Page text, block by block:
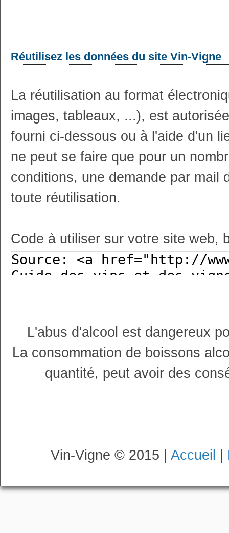
Réutilisez les données du site Vin-Vigne
La réutilisation au format
images, tableaux, ...), est
fourni ci-dessous ou à l'aide d'un
ne peut se faire que pour un
conditions, une demande par mail
toute réutilisation.
Code à utiliser sur votre site web,
L'abus d'alcool est dangereux
La consommation de boissons
quantité, peut avoir des
Vin-Vigne © 2015 | Accueil